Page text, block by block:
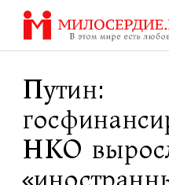
Перейти
содержанию
Путин:
НКО